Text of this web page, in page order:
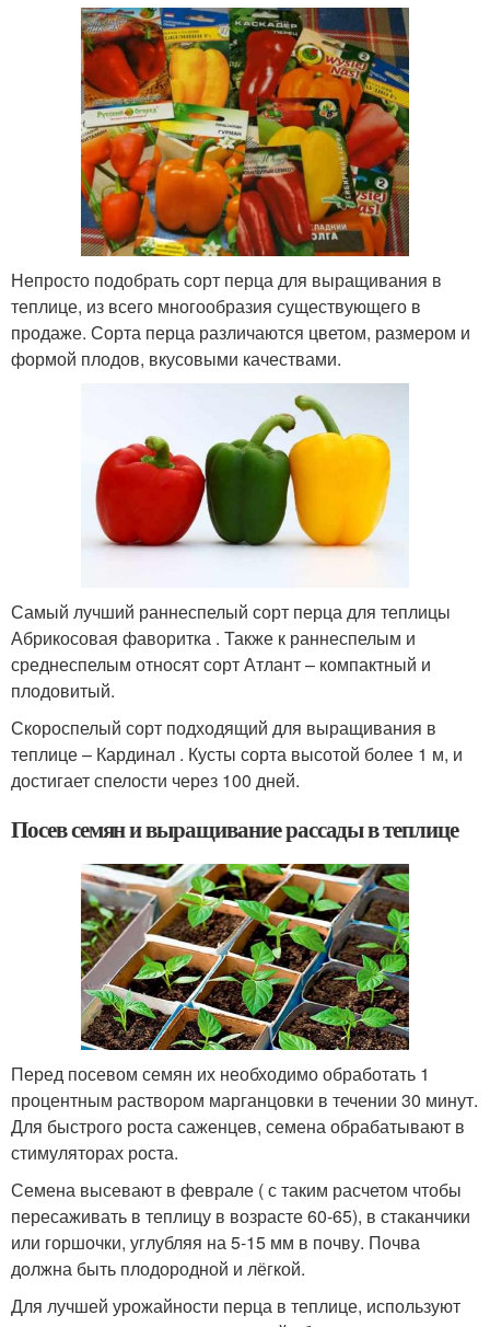
Непросто подобрать сорт перца для выращивания в
теплице, из всего многообразия существующего в
продаже. Сорта перца различаются цветом, размером и
формой плодов, вкусовыми качествами.
Самый лучший раннеспелый сорт перца для теплицы
Абрикосовая фаворитка . Также к раннеспелым и
среднеспелым относят сорт Атлант – компактный и
плодовитый.
Скороспелый сорт подходящий для выращивания в
теплице – Кардинал . Кусты сорта высотой более 1 м, и
достигает спелости через 100 дней.
Посев семян и выращивание рассады в теплице
Перед посевом семян их необходимо обработать 1
процентным раствором марганцовки в течении 30 минут.
Для быстрого роста саженцев, семена обрабатывают в
стимуляторах роста.
Семена высевают в феврале ( с таким расчетом чтобы
пересаживать в теплицу в возрасте 60-65), в стаканчики
или горшочки, углубляя на 5-15 мм в почву. Почва
должна быть плодородной и лёгкой.
Для лучшей урожайности перца в теплице, используют